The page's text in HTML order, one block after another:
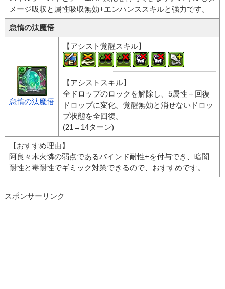
メージ吸収と属性吸収無効+エンハンススキルと強力です。
怠惰の汰魔悟
怠惰の汰魔悟
【アシスト覚醒スキル】
【アシストスキル】
全ドロップのロックを解除し、5属性＋回復
ドロップに変化。覚醒無効と消せないドロッ
プ状態を全回復。
(21→14ターン)
【おすすめ理由】
阿良々木火憐の弱点であるバインド耐性+を付与でき、暗闇
耐性と毒耐性でギミック対策できるので、おすすめです。
スポンサーリンク